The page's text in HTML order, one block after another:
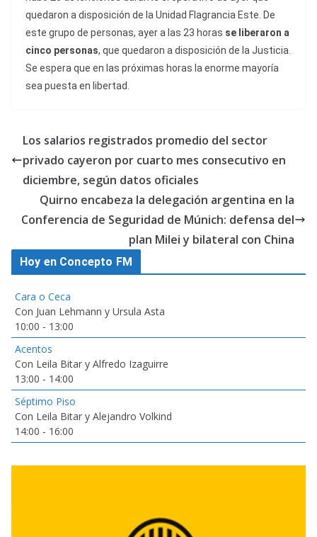
quedaron a disposición de la Unidad Flagrancia Este. De
este grupo de personas, ayer a las 23 horas se liberaron a
cinco personas, que quedaron a disposición de la Justicia.
Se espera que en las próximas horas la enorme mayoría
sea puesta en libertad.
Los salarios registrados promedio del sector
privado cayeron por cuarto mes consecutivo en
diciembre, según datos oficiales
Quirno encabeza la delegación argentina en la
Conferencia de Seguridad de Múnich: defensa del
plan Milei y bilateral con China
Hoy en Concepto FM
Cara o Ceca
Con Juan Lehmann y Ursula Asta
10:00 - 13:00
Acentos
Con Leila Bitar y Alfredo Izaguirre
13:00 - 14:00
Séptimo Piso
Con Leila Bitar y Alejandro Volkind
14:00 - 16:00